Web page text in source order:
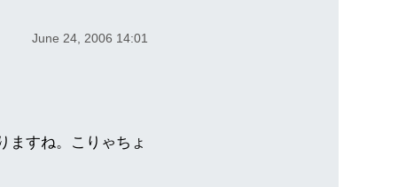
June 24, 2006 14:01
ますね。こりゃちょ